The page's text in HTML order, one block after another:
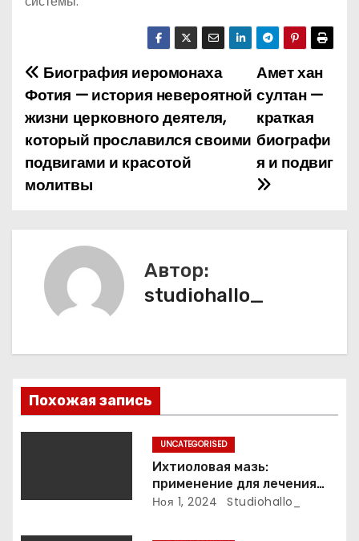
Н
а
в
и
я
п
о
Амет хан
султан —
краткая
биографи
я и подвиг
Биография иеромонаха
Фотия — история невероятной
жизни церковного деятеля,
который прославился своими
подвигами и красотой
молитвы
Автор:
studiohallo_
Похожая запись
UNCATEGORISED
Ихтиоловая мазь:
применение для лечения
фурункулов
Ноя 1, 2024 Studiohallo_